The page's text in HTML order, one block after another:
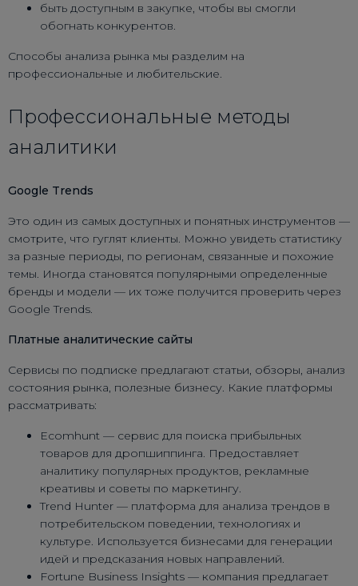
быть доступным в закупке, чтобы вы смогли
обогнать конкурентов.
Способы анализа рынка мы разделим на
профессиональные и любительские.
Профессиональные методы
аналитики
Google Trends
Это один из самых доступных и понятных инструментов —
смотрите, что гуглят клиенты. Можно увидеть статистику
за разные периоды, по регионам, связанные и похожие
темы. Иногда становятся популярными определенные
бренды и модели — их тоже получится проверить через
Google Trends.
Платные аналитические сайты
Сервисы по подписке предлагают статьи, обзоры, анализ
состояния рынка, полезные бизнесу. Какие платформы
рассматривать:
Ecomhunt — сервис для поиска прибыльных
товаров для дропшиппинга. Предоставляет
аналитику популярных продуктов, рекламные
креативы и советы по маркетингу.
Trend Hunter — платформа для анализа трендов в
потребительском поведении, технологиях и
культуре. Используется бизнесами для генерации
идей и предсказания новых направлений.
Fortune Business Insights — компания предлагает